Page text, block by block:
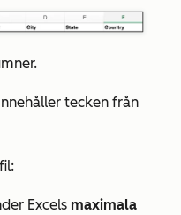
tecken från
Excels maximala